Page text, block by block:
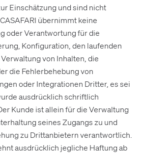
Einschätzung und sind nicht
übernimmt keine
oder Verantwortung für die
Konfiguration, den laufenden
von Inhalten, die
die Fehlerbehebung von
oder Integrationen Dritter, es sei
ausdrücklich schriftlich
Kunde ist allein für die Verwaltung
seines Zugangs zu und
zu Drittanbietern verantwortlich.
ausdrücklich jegliche Haftung ab